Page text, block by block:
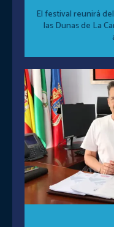
El festival reunirá
las Dunas de La